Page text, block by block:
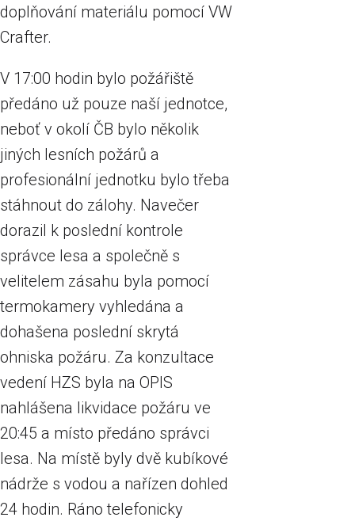
doplňování materiálu pomocí VW
Crafter.
V 17:00 hodin bylo požářiště
předáno už pouze naší jednotce,
neboť v okolí ČB bylo několik
jiných lesních požárů a
profesionální jednotku bylo třeba
stáhnout do zálohy. Navečer
dorazil k poslední kontrole
správce lesa a společně s
velitelem zásahu byla pomocí
termokamery vyhledána a
dohašena poslední skrytá
ohniska požáru. Za konzultace
vedení HZS byla na OPIS
nahlášena likvidace požáru ve
20:45 a místo předáno správci
lesa. Na místě byly dvě kubíkové
nádrže s vodou a nařízen dohled
24 hodin. Ráno telefonicky